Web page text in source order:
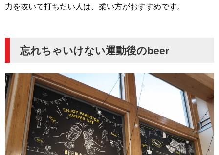
力を抜いて打ちたい人は、柔い方がおすすめです。
忘れちゃいけない運動後のbeer